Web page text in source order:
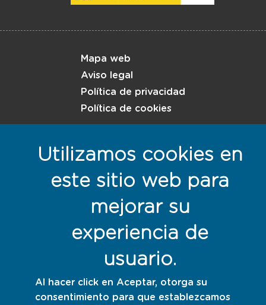
Mapa web
Aviso legal
Política de privacidad
Política de cookies
Responsables con la sostenibilidad
Utilizamos cookies en
este sitio web para
mejorar su
experiencia de
usuario.
Al hacer click en Aceptar, otorga su
consentimiento para que establezcamos